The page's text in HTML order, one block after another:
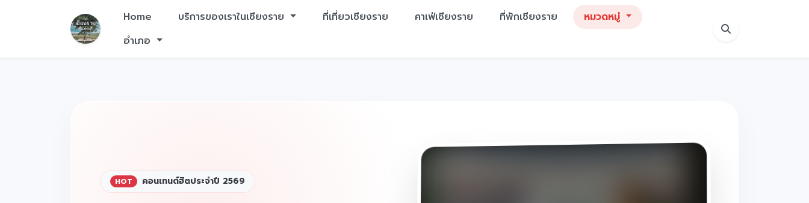
Home บริการของเราในเชียงราย ที่เที่ยวเชียงราย คาเฟ่เชียงราย ที่พักเชียงราย
หมวดหมู่
อำเภอ
HOT คอนเทนต์ฮิตประจำปี 2569